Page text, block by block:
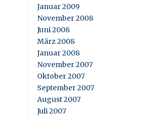
Januar 2009
November 2008
Juni 2008
März 2008
Januar 2008
November 2007
Oktober 2007
September 2007
August 2007
Juli 2007